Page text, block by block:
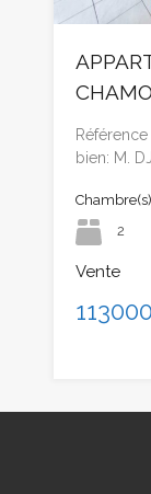
bien: M.
Chambre(s)
2
Vente